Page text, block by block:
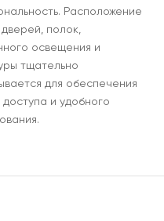
Расположение
полок,
освещения и
тщательно
для обеспечения
доступа и удобного